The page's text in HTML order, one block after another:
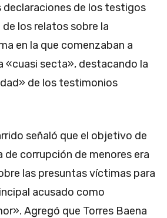
de los testigos
los relatos sobre la
en la que comenzaban a
«cuasi secta», destacando la
de los testimonios
señaló que el objetivo de
de corrupción de menores era
las presuntas víctimas para
acusado como
Agregó que Torres Baena